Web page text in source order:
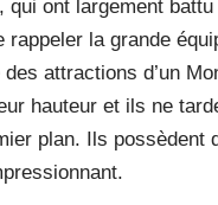
qui ont largement
rappeler la grande
attractions d’un
hauteur et ils ne
plan. Ils possèdent